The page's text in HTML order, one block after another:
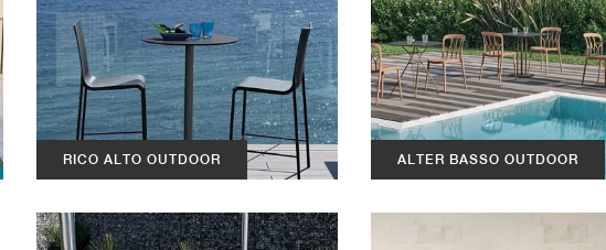
RICO ALTO OUTDOOR ALTER BASSO OUTDOOR